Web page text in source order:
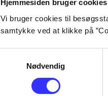
Hjemmesiden bruger cookies
Vi bruger cookies til
samtykke ved at klikke på
Nødvendig